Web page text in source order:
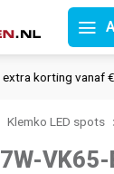
vanaf € 1000
Klemko LED spots